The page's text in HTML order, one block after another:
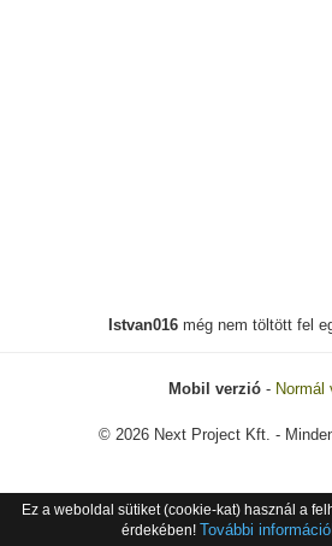
Istvan016 még nem töltött fel
Mobil verzió- Normál
© 2026 Next Project Kft. -
Ez a weboldal sütiket (cookie-kat) használ a
érdekében! További